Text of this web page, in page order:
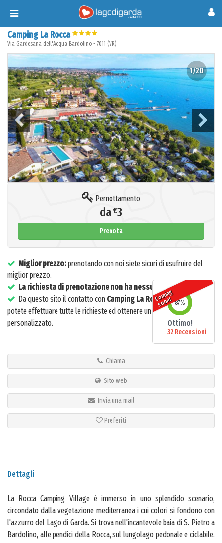
Toggle
navigation
Camping La Rocca
Via Gardesana dell'Acqua Bardolino - 7011 (VR)
1/20
Pernottamento
da €3
Prenota
Miglior prezzo:prenotando con noi siete sicuri di usufruire del
miglior prezzo.
La richiesta di prenotazione non ha nessun costo
Da questo sito il contatto con Camping La Roccaè diretto: da qui
potete effettuare tutte le richieste ed ottenere un servizio
personalizzato.
87%
Ottimo!
32 Recensioni
C
o
mi
n
g
s
o
o
n!
Chiama
Sito web
Invia una mail
Preferiti
Dettagli
La Rocca Camping Village è immerso in uno splendido scenario,
circondato dalla vegetazione mediterranea i cui colori si fondono con
l'azzurro del Lago di Garda. Si trova nell'incantevole baia di S. Pietro a
Bardolino, alle pendici della Rocca, sul lungolago pedonale e ciclabile.